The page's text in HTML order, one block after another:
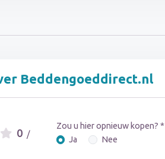
Beddengoeddirect.nl
0 /
Zou u hier opnieuw kopen? *
Ja
Nee